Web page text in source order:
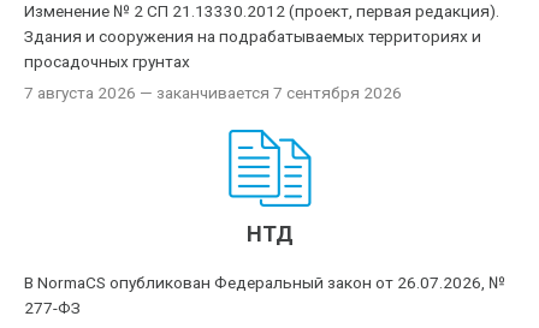
Изменение № 2 СП 21.13330.2012 (проект, первая редакция).
Здания и сооружения на подрабатываемых территориях и
просадочных грунтах
7 августа 2026 — заканчивается 7 сентября 2026
НТД
В NormaCS опубликован Федеральный закон от 26.07.2026, №
277-ФЗ